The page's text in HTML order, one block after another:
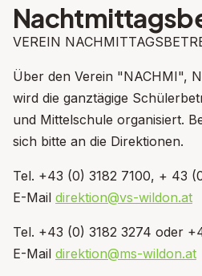
VEREIN
Über den Verein "NACHMI",
wird die ganztägige
und Mittelschule organisiert.
sich bitte an die Direktionen.
Tel. +43 (0) 3182 7100, + 43
E-Mail direktion@vs-wildon.at
Tel. +43 (0) 3182 3274 oder
E-Mail direktion@ms-wildon.at